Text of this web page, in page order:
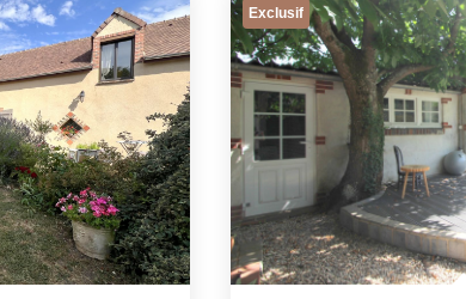
Exclusif